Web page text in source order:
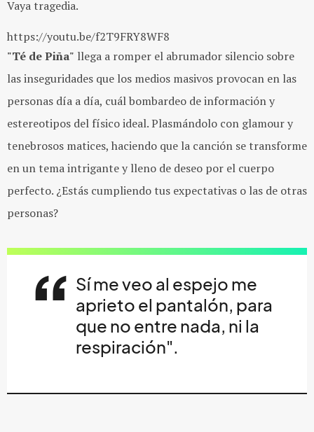
Vaya tragedia.
https://youtu.be/f2T9FRY8WF8
"Té de Piña" llega a romper el abrumador silencio sobre
las inseguridades que los medios masivos provocan en las
personas día a día, cuál bombardeo de información y
estereotipos del físico ideal. Plasmándolo con glamour y
tenebrosos matices, haciendo que la canción se transforme
en un tema intrigante y lleno de deseo por el cuerpo
perfecto. ¿Estás cumpliendo tus expectativas o las de otras
personas?
Sí me veo al espejo me
aprieto el pantalón, para
que no entre nada, ni la
respiración".